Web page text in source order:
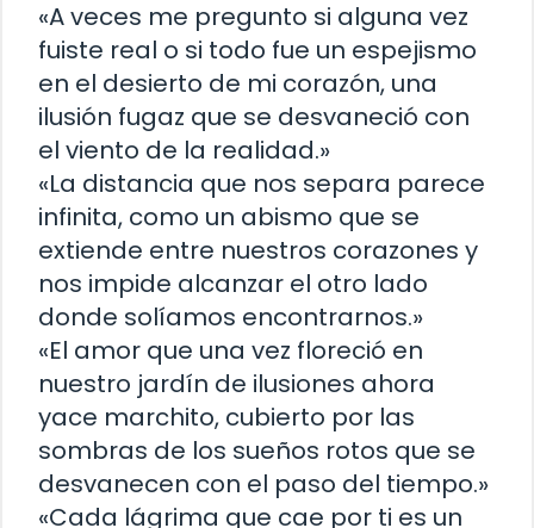
«A veces me pregunto si alguna vez
fuiste real o si todo fue un espejismo
en el desierto de mi corazón, una
ilusión fugaz que se desvaneció con
el viento de la realidad.»
«La distancia que nos separa parece
infinita, como un abismo que se
extiende entre nuestros corazones y
nos impide alcanzar el otro lado
donde solíamos encontrarnos.»
«El amor que una vez floreció en
nuestro jardín de ilusiones ahora
yace marchito, cubierto por las
sombras de los sueños rotos que se
desvanecen con el paso del tiempo.»
«Cada lágrima que cae por ti es un